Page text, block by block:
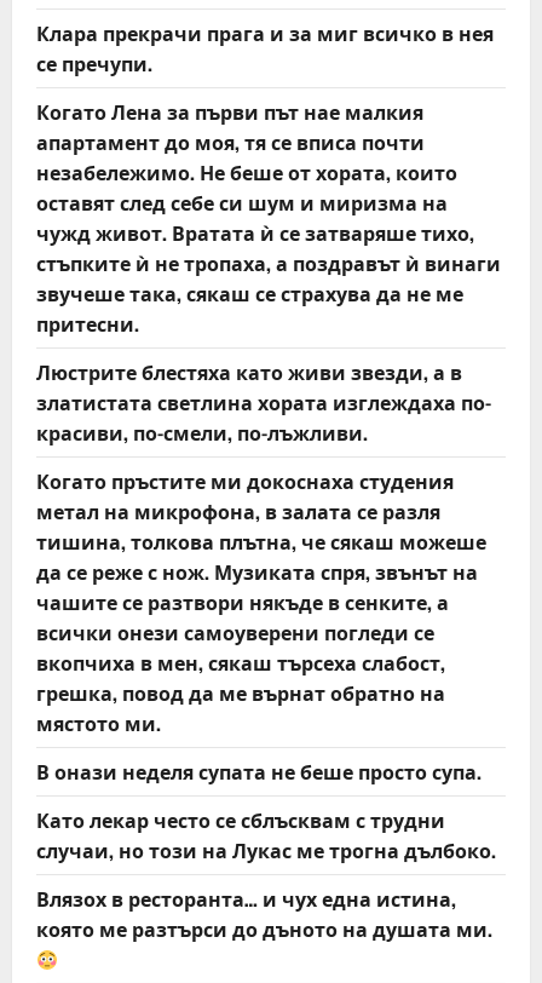
Клара прекрачи прага и за миг всичко в нея
се пречупи.
Когато Лена за първи път нае малкия
апартамент до моя, тя се вписа почти
незабележимо. Не беше от хората, които
оставят след себе си шум и миризма на
чужд живот. Вратата ѝ се затваряше тихо,
стъпките ѝ не тропаха, а поздравът ѝ винаги
звучеше така, сякаш се страхува да не ме
притесни.
Люстрите блестяха като живи звезди, а в
златистата светлина хората изглеждаха по-
красиви, по-смели, по-лъжливи.
Когато пръстите ми докоснаха студения
метал на микрофона, в залата се разля
тишина, толкова плътна, че сякаш можеше
да се реже с нож. Музиката спря, звънът на
чашите се разтвори някъде в сенките, а
всички онези самоуверени погледи се
вкопчиха в мен, сякаш търсеха слабост,
грешка, повод да ме върнат обратно на
мястото ми.
В онази неделя супата не беше просто супа.
Като лекар често се сблъсквам с трудни
случаи, но този на Лукас ме трогна дълбоко.
Влязох в ресторанта… и чух една истина,
която ме разтърси до дъното на душата ми.